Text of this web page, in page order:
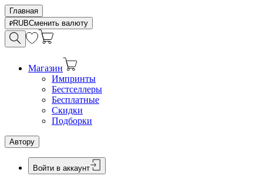
Главная
RUBСменить валюту
Магазин
Импринты
Бестселлеры
Бесплатные
Скидки
Подборки
Автору
Войти в аккаунт